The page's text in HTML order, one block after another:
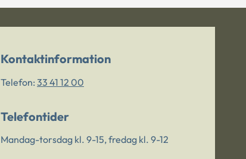
Kontaktinformation
Telefon: 33 41 12 00
Telefontider
Mandag-torsdag kl. 9-15, fredag kl. 9-12